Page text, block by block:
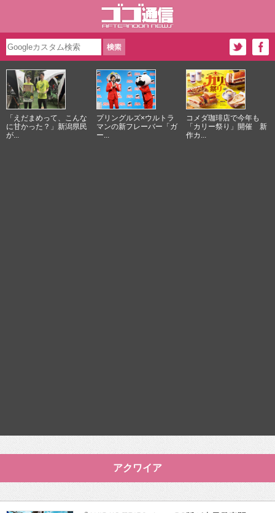
「えだまめって、こんな
に甘かった？」新潟県民
が...
プリングルズ×ウルトラ
マンの新フレーバー「ガ
ー...
コメダ珈琲店で今年も
「カリー祭り」開催 新
作カ...
アクワイア